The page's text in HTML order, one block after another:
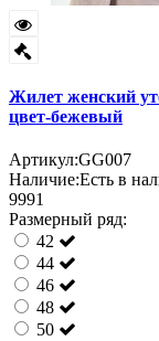
Жилет женский
цвет-бежевый
Артикул:GG007
Наличие:Есть в
9991
Размерный ряд:
42
44
46
48
50